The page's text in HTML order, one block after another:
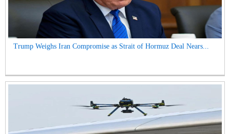
Trump Weighs Iran Compromise as Strait of Hormuz Deal Nears...